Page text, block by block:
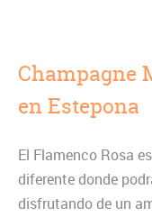
Champagne
en Estepona
El Flamenco Rosa
diferente donde
disfrutando de un